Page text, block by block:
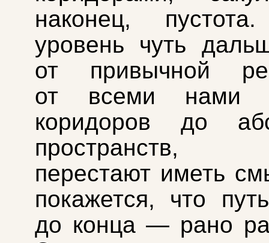
наконец,
уровень чуть
от привычной
от всеми нами
коридоров до
пространств,
перестают иметь
покажется, что
до конца — рано